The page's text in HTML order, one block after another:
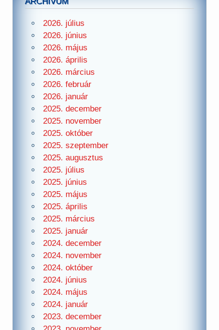
2026. július
2026. június
2026. május
2026. április
2026. március
2026. február
2026. január
2025. december
2025. november
2025. október
2025. szeptember
2025. augusztus
2025. július
2025. június
2025. május
2025. április
2025. március
2025. január
2024. december
2024. november
2024. október
2024. június
2024. május
2024. január
2023. december